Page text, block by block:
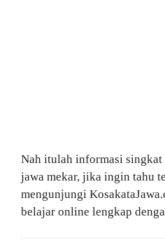
Nah itulah informasi singkat
jawa mekar, jika ingin tahu
mengunjungi
belajar online lengkap